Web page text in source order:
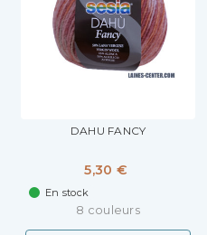
DAHU FANCY
5,30 €
En stock
8 couleurs